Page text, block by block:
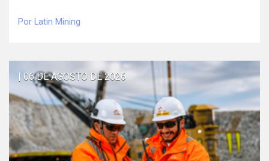
Por Latin Mining
| 06 DE AGOSTO DE 2026